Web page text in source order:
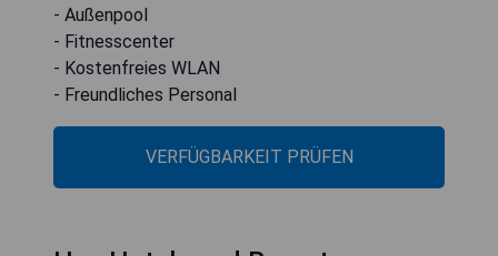
- Außenpool
- Fitnesscenter
- Kostenfreies WLAN
- Freundliches Personal
VERFÜGBARKEIT PRÜFEN